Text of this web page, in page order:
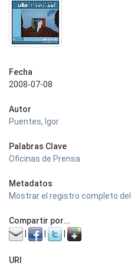
Fecha
2008-07-08
Autor
Puentes, Igor
Palabras Clave
Oficinas de Prensa
Metadatos
Mostrar el registro completo
Compartir por...
URI